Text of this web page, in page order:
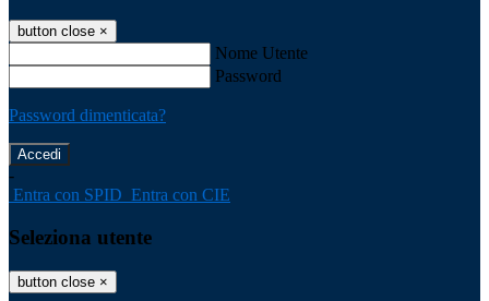
button close ×
Nome Utente
Password
Password dimenticata?
-
Entra con SPID Entra con CIE
Seleziona utente
button close ×